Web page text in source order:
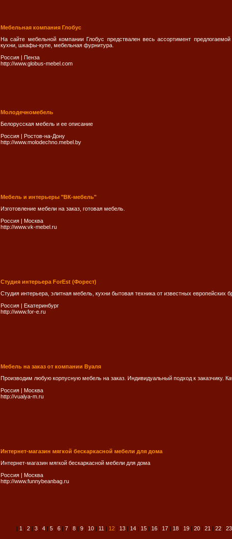
Мебельная компания Глобус
На сайте мебельной компании Глобус предствален весь ассортимент предлогаемой
кухни, шкафы-купе, мебельная фурнитура.
Россия | Пенза
http://www.globus-mebel.com
Молодечномебель
Белорусская мебель и ее описание
Россия | Ростов-на-Дону
http://www.molodechno.mebel.by
Мебель и интерьеры "ВК-мебель"
Изготовление мебели на заказ, готовая мебель.
Россия | Москва
http://www.vk-mebel.ru
Студия интерьера ForEst (Форест)
Студия интерьера, элитная мебель, кухни бытовая техника от известных европейских
Россия | Екатеринбург
http://www.for-e.ru
Мебель на заказ от компании Вуаля
Производим любую корпусную мебель на заказ. Индивидуальный подход к заказчику.
Россия | Москва
http://vualya-m.ru
Интернет-магазин мягкой бескаркасной мебели для дома
Интернет-магазин мягкой бескаркасной мебели для дома
Россия | Москва
http://www.funnybeanbag.ru
| 1 | 2| 3| 4| 5| 6| 7| 8| 9| 10| 11 | 12| 13| 14| 15| 16| 17| 18| 19| 20| 21 | 22| 23